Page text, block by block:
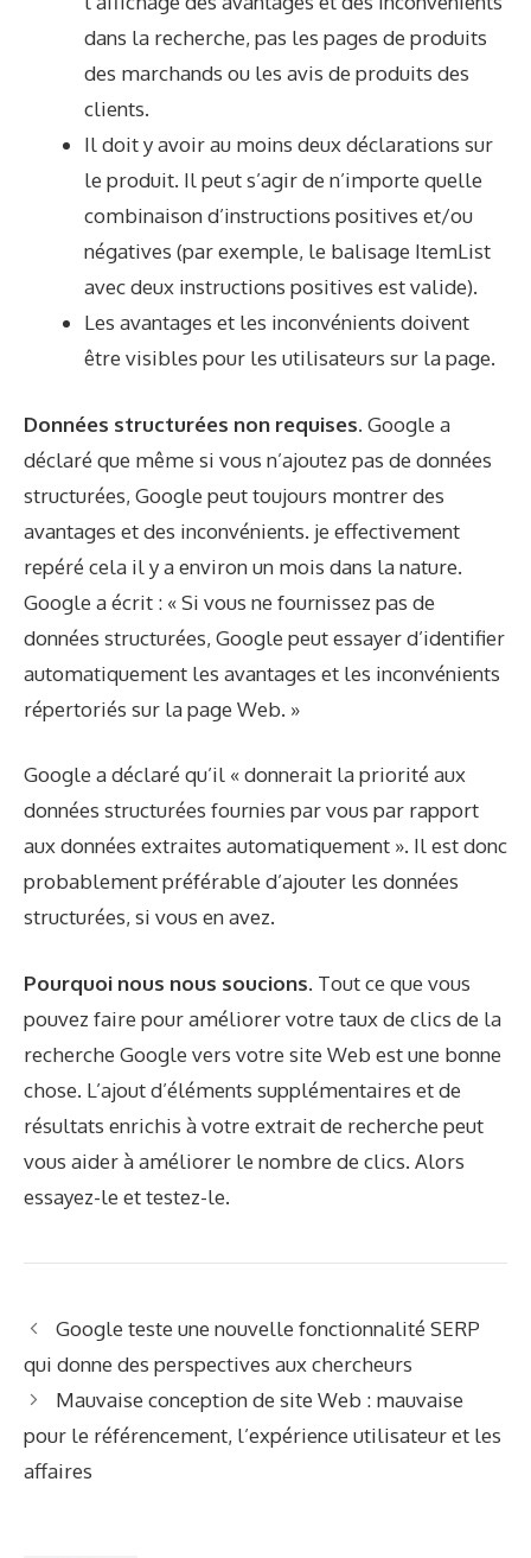
dans la recherche, pas les pages de produits
des marchands ou les avis de produits des
clients.
Il doit y avoir au moins deux déclarations sur
le produit. Il peut s’agir de n’importe quelle
combinaison d’instructions positives et/ou
négatives (par exemple, le balisage ItemList
avec deux instructions positives est valide).
Les avantages et les inconvénients doivent
être visibles pour les utilisateurs sur la page.
Données structurées non requises. Google a
déclaré que même si vous n’ajoutez pas de données
structurées, Google peut toujours montrer des
avantages et des inconvénients. je effectivement
repéré cela il y a environ un mois dans la nature.
Google a écrit : « Si vous ne fournissez pas de
données structurées, Google peut essayer d’identifier
automatiquement les avantages et les inconvénients
répertoriés sur la page Web. »
Google a déclaré qu’il « donnerait la priorité aux
données structurées fournies par vous par rapport
aux données extraites automatiquement ». Il est donc
probablement préférable d’ajouter les données
structurées, si vous en avez.
Pourquoi nous nous soucions. Tout ce que vous
pouvez faire pour améliorer votre taux de clics de la
recherche Google vers votre site Web est une bonne
chose. L’ajout d’éléments supplémentaires et de
résultats enrichis à votre extrait de recherche peut
vous aider à améliorer le nombre de clics. Alors
essayez-le et testez-le.
Google teste une nouvelle fonctionnalité SERP
qui donne des perspectives aux chercheurs
Mauvaise conception de site Web : mauvaise
pour le référencement, l’expérience utilisateur et les
affaires